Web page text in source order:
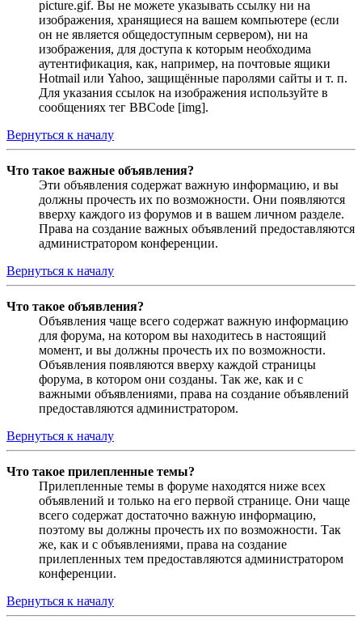
picture.gif. Вы не можете указывать ссылку ни на
изображения, хранящиеся на вашем компьютере (если
он не является общедоступным сервером), ни на
изображения, для доступа к которым необходима
аутентификация, как, например, на почтовые ящики
Hotmail или Yahoo, защищённые паролями сайты и т. п.
Для указания ссылок на изображения используйте в
сообщениях тег BBCode [img].
Вернуться к началу
Что такое важные объявления?
Эти объявления содержат важную информацию, и вы
должны прочесть их по возможности. Они появляются
вверху каждого из форумов и в вашем личном разделе.
Права на создание важных объявлений предоставляются
администратором конференции.
Вернуться к началу
Что такое объявления?
Объявления чаще всего содержат важную информацию
для форума, на котором вы находитесь в настоящий
момент, и вы должны прочесть их по возможности.
Объявления появляются вверху каждой страницы
форума, в котором они созданы. Так же, как и с
важными объявлениями, права на создание объявлений
предоставляются администратором.
Вернуться к началу
Что такое прилепленные темы?
Прилепленные темы в форуме находятся ниже всех
объявлений и только на его первой странице. Они чаще
всего содержат достаточно важную информацию,
поэтому вы должны прочесть их по возможности. Так
же, как и с объявлениями, права на создание
прилепленных тем предоставляются администратором
конференции.
Вернуться к началу